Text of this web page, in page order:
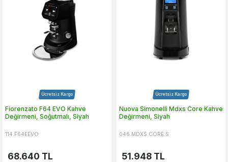
Ücretsiz Kargo
Fiorenzato F64 EVO Kahve
Değirmeni, Soğutmalı, Siyah
114.F64EEVO
68.640 TL
Ücretsiz Kargo
Nuova Simonelli Mdxs Core Kahve
Değirmeni, Siyah
046.MDXS.CORE.S
51.948 TL